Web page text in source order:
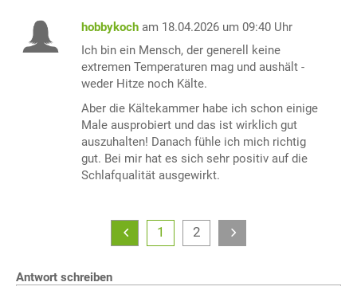
hobbykoch am 18.04.2026 um 09:40 Uhr
Ich bin ein Mensch, der generell keine
extremen Temperaturen mag und aushält -
weder Hitze noch Kälte.
Aber die Kältekammer habe ich schon einige
Male ausprobiert und das ist wirklich gut
auszuhalten! Danach fühle ich mich richtig
gut. Bei mir hat es sich sehr positiv auf die
Schlafqualität ausgewirkt.
1 2
Antwort schreiben